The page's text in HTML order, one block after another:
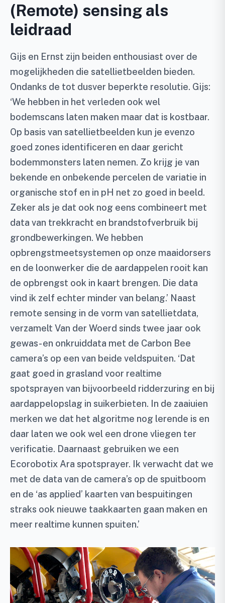
(Remote) sensing als
leidraad
Gijs en Ernst zijn beiden enthousiast over de
mogelijkheden die satellietbeelden bieden.
Ondanks de tot dusver beperkte resolutie. Gijs:
‘We hebben in het verleden ook wel
bodemscans laten maken maar dat is kostbaar.
Op basis van satellietbeelden kun je evenzo
goed zones identificeren en daar gericht
bodemmonsters laten nemen. Zo krijg je van
bekende en onbekende percelen de variatie in
organische stof en in pH net zo goed in beeld.
Zeker als je dat ook nog eens combineert met
data van trekkracht en brandstofverbruik bij
grondbewerkingen. We hebben
opbrengstmeetsystemen op onze maaidorsers
en de loonwerker die de aardappelen rooit kan
de opbrengst ook in kaart brengen. Die data
vind ik zelf echter minder van belang.’ Naast
remote sensing in de vorm van satellietdata,
verzamelt Van der Woerd sinds twee jaar ook
gewas- en onkruiddata met de Carbon Bee
camera’s op een van beide veldspuiten. ‘Dat
gaat goed in grasland voor realtime
spotsprayen van bijvoorbeeld ridderzuring en bij
aardappelopslag in suikerbieten. In de zaaiuien
merken we dat het algoritme nog lerende is en
daar laten we ook wel een drone vliegen ter
verificatie. Daarnaast gebruiken we een
Ecorobotix Ara spotsprayer. Ik verwacht dat we
met de data van de camera’s op de spuitboom
en de ‘as applied’ kaarten van bespuitingen
straks ook nieuwe taakkaarten gaan maken en
meer realtime kunnen spuiten.’